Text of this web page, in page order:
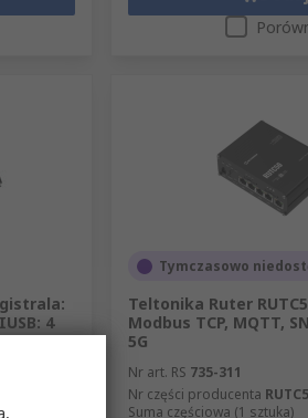
4
Tymczasowo
Teltonika Ruter
Modbus TCP, MQTT,
5G
Nr art. RS 735-311
Nr części producenta
Suma częściowa (1 sztuka)